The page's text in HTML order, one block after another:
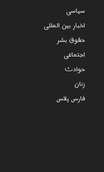
سياسى
اخبار بین المللی
حقوق بشر
اجتماعی
حوادث
زنان
فارس پلاس